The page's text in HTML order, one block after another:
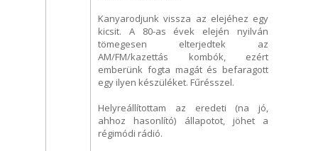
Kanyarodjunk vissza az elejéhez egy
kicsit. A 80-as évek elején nyilván
tömegesen elterjedtek az
AM/FM/kazettás kombók, ezért
emberünk fogta magát és befaragott
egy ilyen készüléket. Fűrésszel.
Helyreállítottam az eredeti (na jó,
ahhoz hasonlító) állapotot, jöhet a
régimódi rádió.